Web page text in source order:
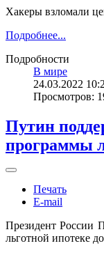
Хакеры взломали
Подробнее...
Подробности
В мире
24.03.2022
Просмотров:
Путин
программы
Печать
E-mail
Президент России
льготной ипотеке